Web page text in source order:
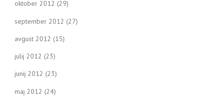
oktober 2012 (29)
september 2012 (27)
avgust 2012 (15)
julij 2012 (23)
junij 2012 (23)
maj 2012 (24)